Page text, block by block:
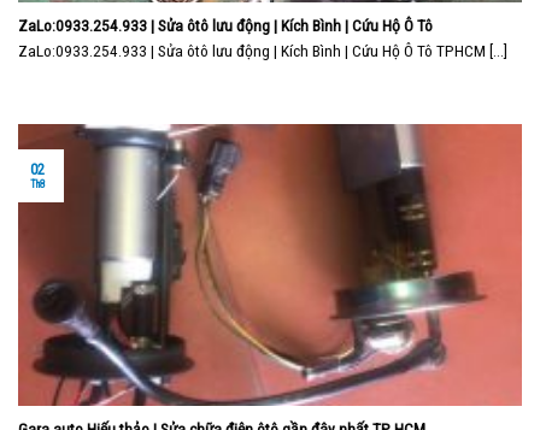
ZaLo:0933.254.933 | Sửa ôtô lưu động | Kích Bình | Cứu Hộ Ô Tô
ZaLo:0933.254.933 | Sửa ôtô lưu động | Kích Bình | Cứu Hộ Ô Tô TPHCM [...]
02
Th8